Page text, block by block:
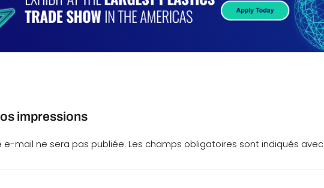
impressions
e-mail ne sera pas publiée. Les champs obligatoires sont indiqués avec